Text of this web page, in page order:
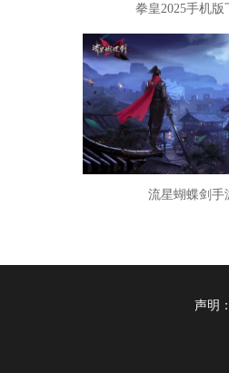
拳皇2025手机版
流星蝴蝶剑手
声明